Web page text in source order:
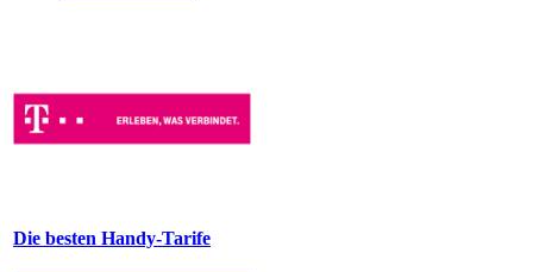
Die besten Handy-Tarife